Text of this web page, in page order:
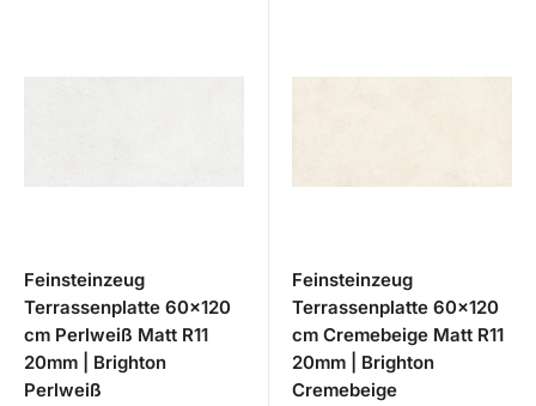
Feinsteinzeug
Terrassenplatte 60x120
cm Perlweiß Matt R11
20mm | Brighton
Perlweiß
Feinsteinzeug
Terrassenplatte 60x120
cm Cremebeige Matt R11
20mm | Brighton
Cremebeige